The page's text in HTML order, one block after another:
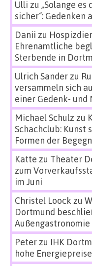
Ulli zu „Solange
sicher“: Gedenken
Danii zu
Ehrenamtliche
Sterbende in
Ulrich Sanderzu
versammeln sich
einer Gedenk- und
Michael Schulz zu
Schachclub: Kunst
Formen der
Katte zu Theater
zum
im Juni
Christel Loock zu
Dortmund
Außengastronomie
Peterzu IHK
hohe